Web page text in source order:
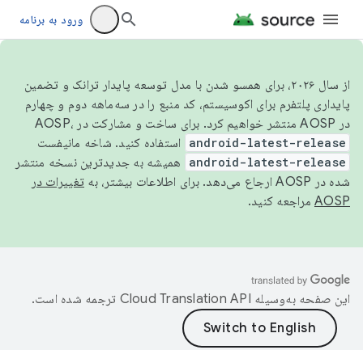
ورود به برنامه
از سال ۲۰۲۶، برای همسو شدن با مدل توسعه پایدار ترانک و تضمین
پایداری پلتفرم برای اکوسیستم، کد منبع را در سه‌ماهه دوم و چهارم
در AOSP منتشر خواهیم کرد. برای ساخت و مشارکت در AOSP،
android-latest-release استفاده کنید. شاخه مانیفست
android-latest-release
همیشه به جدیدترین نسخه منتشر
شده در AOSP ارجاع می‌دهد. برای اطلاعات بیشتر، به
تغییرات در
AOSP مراجعه کنید.
این صفحه به‌وسیله ترجمه شده است.